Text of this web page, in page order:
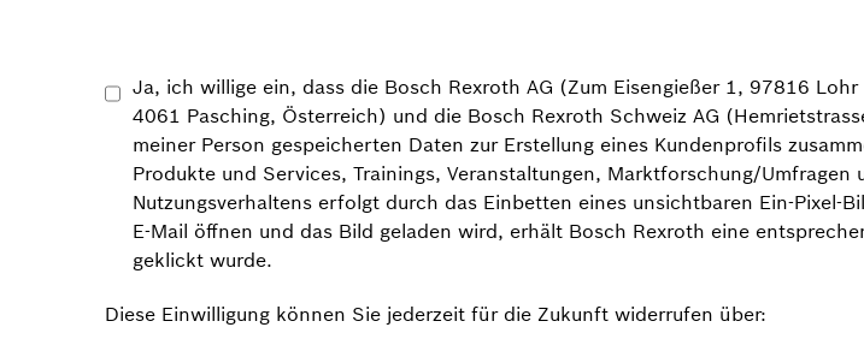
Ja, ich willige ein, dass die Bosch Rexroth AG (Zum Eisengießer 1, 97816
4061 Pasching, Österreich) und die Bosch Rexroth Schweiz AG
meiner Person gespeicherten Daten zur Erstellung eines Kundenprofils
Produkte und Services, Trainings, Veranstaltungen, Marktforschung/
Nutzungsverhaltens erfolgt durch das Einbetten eines unsichtbaren Ein-Pixel-
E-Mail öffnen und das Bild geladen wird, erhält Bosch Rexroth eine
geklickt wurde.
Diese Einwilligung können Sie jederzeit für die Zukunft widerrufen über: